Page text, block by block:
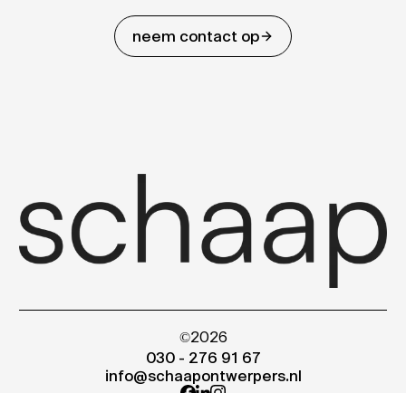
neem contact op
©2026
030 - 276 91 67
info@schaapontwerpers.nl